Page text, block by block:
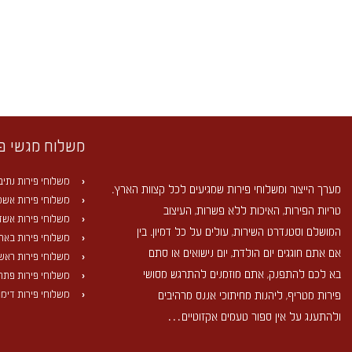
מערך הייצור ומשלוחי פירות שמגיעים לכל קצוות הארץ.
טריות הפירות, האיכות ללא פשרות, העיצוב
המושלם וסטנדרט השירות, עולים על כל דמיון. בין
אם אתם חוגגים יום הולדת, יום נישואים או סתם
בא לכם להתפנק, אתם מוזמנים להתרגש מסושי
פירות מטריף, ליהנות מחיתוכי אננס מרהיבים
ולהתענג על אין ספור טעמים אקזוטיים…
משלוח מגשי
משלוחי פירות
משלוחי פירות
משלוחי פירות
משלוחי פירות
משלוחי פירות
משלוחי פירות
משלוחי פירות